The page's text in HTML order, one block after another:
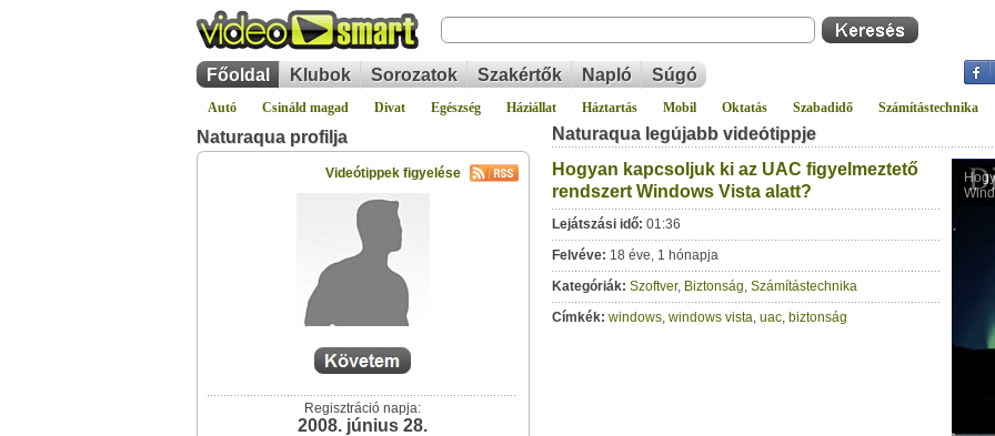
Főoldal Klubok Sorozatok Szakértők Napló Súgó
Autó Csináld magad Divat Egészség Háziállat Háztartás Mobil Oktatás Szabadidő Számítástechnika
Naturaqua profilja
Videótippek figyelése
Regisztráció napja:
2008. június 28.
Naturaqua legújabb videótippje
Hogyan kapcsoljuk ki az UAC figyelmeztető
rendszert Windows Vista alatt?
Lejátszási idő: 01:36
Felvéve: 18 éve, 1 hónapja
Kategóriák: Szoftver, Biztonság, Számítástechnika
Címkék: windows, windows vista, uac, biztonság